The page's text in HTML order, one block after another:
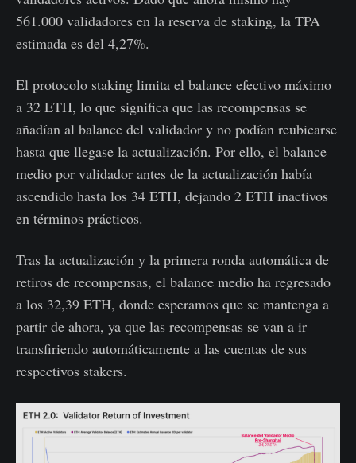
561.000 validadores en la reserva de staking, la TPA
estimada es del 4,27%.
El protocolo staking limita el balance efectivo máximo
a 32 ETH, lo que significa que las recompensas se
añadían al balance del validador y no podían reubicarse
hasta que llegase la actualización. Por ello, el balance
medio por validador antes de la actualización había
ascendido hasta los 34 ETH, dejando 2 ETH inactivos
en términos prácticos.
Tras la actualización y la primera ronda automática de
retiros de recompensas, el balance medio ha regresado
a los 32,39 ETH, donde esperamos que se mantenga a
partir de ahora, ya que las recompensas se van a ir
transfiriendo automáticamente a las cuentas de sus
respectivos stakers.